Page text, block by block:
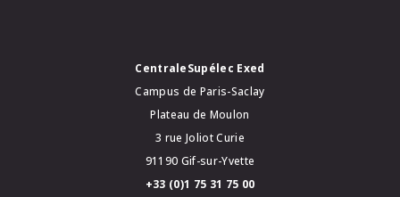
CentraleSupélec Exed
Campus de Paris-Saclay
Plateau de Moulon
3 rue Joliot Curie
91190 Gif-sur-Yvette
+33 (0)1 75 31 75 00